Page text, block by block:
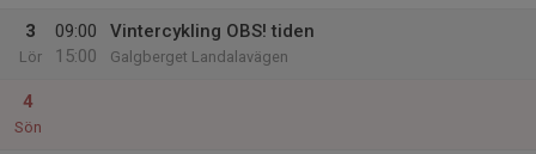
3
Lör
09:00
15:00
Vintercykling OBS! tiden
Galgberget Landalavägen
4
Sön